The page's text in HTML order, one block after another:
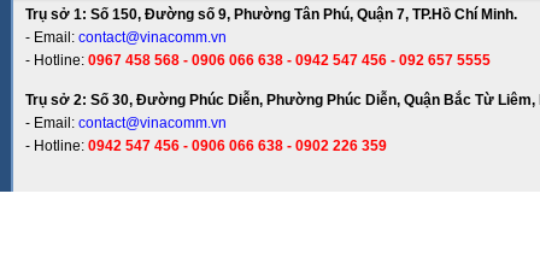
Trụ sở 1: Số 150, Đường số 9, Phường Tân Phú, Quận 7, TP.Hồ Chí Minh.
- Email: contact@vinacomm.vn
- Hotline: 0967 458 568 - 0906 066 638 - 0942 547 456 - 092 657 5555
Trụ sở 2: Số 30, Đường Phúc Diễn, Phường Phúc Diễn, Quận Bắc Từ Liêm,
- Email: contact@vinacomm.vn
- Hotline: 0942 547 456 - 0906 066 638 - 0902 226 359